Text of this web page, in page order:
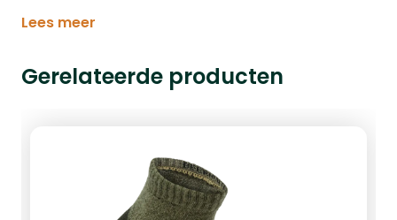
Lees meer
Gerelateerde producten